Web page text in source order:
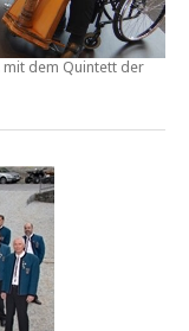
mit dem Quintett der